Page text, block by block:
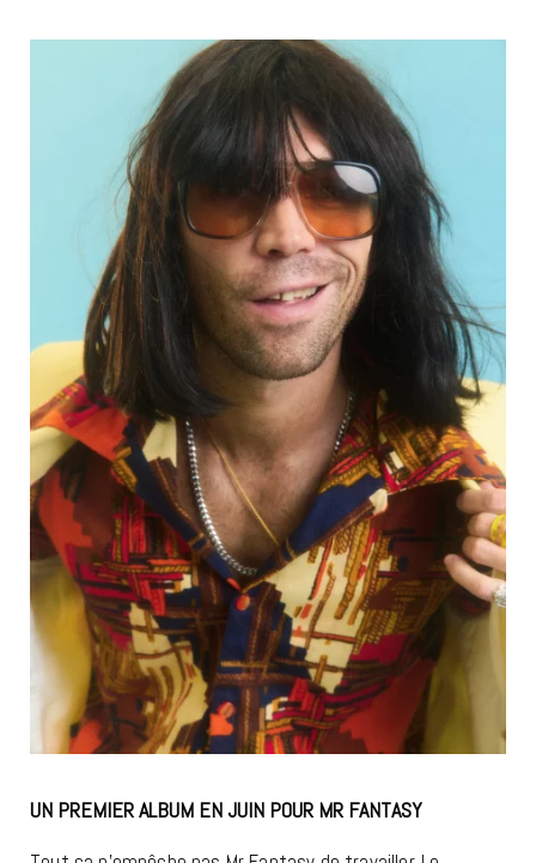
UN PREMIER ALBUM EN JUIN POUR MR FANTASY